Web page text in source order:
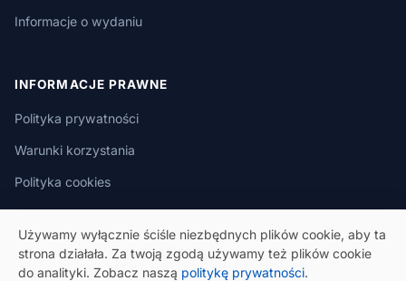
Informacje o wydaniu
INFORMACJE PRAWNE
Polityka prywatności
Warunki korzystania
Polityka cookies
© 2026 eSeGeCe. Wszelkie prawa zastrzeżone.
Używamy wyłącznie ściśle niezbędnych plików cookie, aby ta
strona działała. Za twoją zgodą używamy też plików cookie
do analityki. Zobacz naszą politykę prywatności.